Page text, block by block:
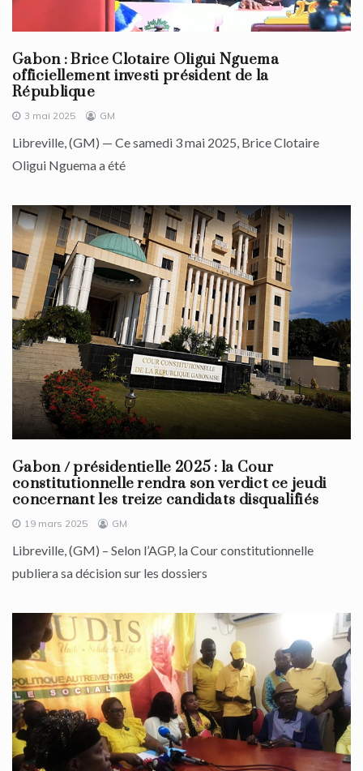
Gabon : Brice Clotaire Oligui Nguema
officiellement investi président de la
République
3 mai 2025 GM
Libreville, (GM) — Ce samedi 3 mai 2025, Brice Clotaire
Oligui Nguema a été
Gabon / présidentielle 2025 : la Cour
constitutionnelle rendra son verdict ce jeudi
concernant les treize candidats disqualifiés
19 mars 2025 GM
Libreville, (GM) – Selon l’AGP, la Cour constitutionnelle
publiera sa décision sur les dossiers